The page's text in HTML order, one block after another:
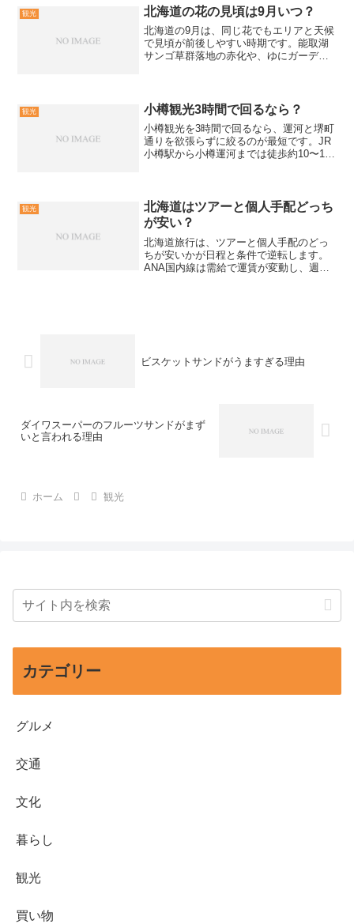
がチケット制」と回答されています。こ
の記事では、チケットがな...
観光 北海道の花の見頃は9月いつ？
北海道の9月は、同じ花でもエリアと天候
で見頃が前後しやすい時期です。能取湖
サンゴ草群落地の赤化や、ゆにガーデン
の手順で解説します。...
観光 小樽観光3時間で回るなら？
小樽観光を3時間で回るなら、運河と堺町
通りを欲張らずに絞るのが最短です。JR
小樽駅から小樽運河までは徒歩約10〜15
ちで3時間の配...
観光
北海道はツアーと個人手配どっち
が安い？
北海道旅行は、ツアーと個人手配のどっ
ちが安いかが日程と条件で逆転します。
ANA国内線は需給で運賃が変動し、週末
ビスケットサンドがうますぎる理由
ダイワスーパーのフルーツサンドがまず
いと言われる理由
ホーム 観光
カテゴリー
グルメ
交通
文化
暮らし
観光
買い物